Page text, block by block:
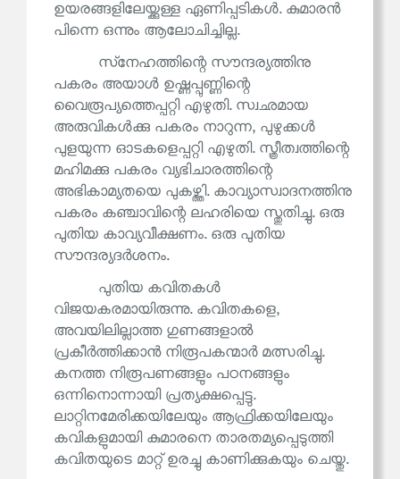
ഉയരങ്ങളിലേയ്ക്കുള്ള ഏണിപ്പടികൾ. കുമാരൻ
പിന്നെ ഒന്നും ആലോചിച്ചില്ല.
സ്‌നേഹത്തിന്റെ സൗന്ദര്യത്തിനു
പകരം അയാൾ ഉഷ്ണപ്പുണ്ണിന്റെ
വൈരൂപ്യത്തെപ്പറ്റി എഴുതി. സ്വഛമായ
അരുവികൾക്കു പകരം നാറുന്ന, പുഴുക്കൾ
പുളയുന്ന ഓടകളെപ്പറ്റി എഴുതി. സ്ത്രീത്വത്തിന്റെ
മഹിമക്കു പകരം വ്യഭിചാരത്തിന്റെ
അഭികാമ്യതയെ പുകഴ്ത്തി. കാവ്യാസ്വാദനത്തിനു
പകരം കഞ്ചാവിന്റെ ലഹരിയെ സ്തുതിച്ചു. ഒരു
പുതിയ കാവ്യവീക്ഷണം. ഒരു പുതിയ
സൗന്ദര്യദർശനം.
പുതിയ കവിതകൾ
വിജയകരമായിരുന്നു. കവിതകളെ,
അവയിലില്ലാത്ത ഗുണങ്ങളാൽ
പ്രകീർത്തിക്കാൻ നിരൂപകന്മാർ മത്സരിച്ചു.
കനത്ത നിരൂപണങ്ങളും പഠനങ്ങളും
ഒന്നിനൊന്നായി പ്രത്യക്ഷപ്പെട്ടു.
ലാറ്റിനമേരിക്കയിലേയും ആഫ്രിക്കയിലേയും
കവികളുമായി കുമാരനെ താരതമ്യപ്പെടുത്തി
കവിതയുടെ മാറ്റ് ഉരച്ചു കാണിക്കുകയും ചെയ്തു.